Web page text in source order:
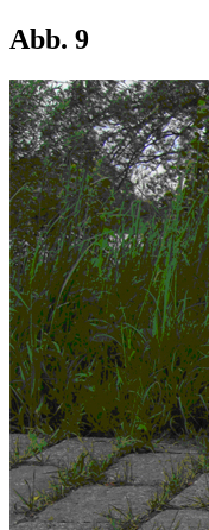
Abb. 9